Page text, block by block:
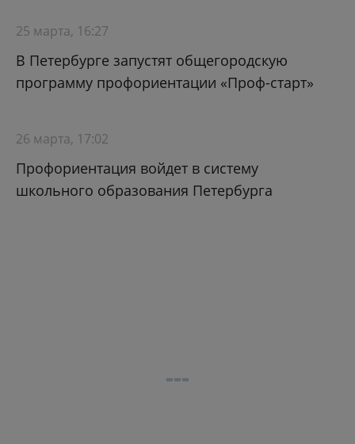
25 марта, 16:27
В Петербурге запустят общегородскую
программу профориентации «Проф-старт»
26 марта, 17:02
Профориентация войдет в систему
школьного образования Петербурга